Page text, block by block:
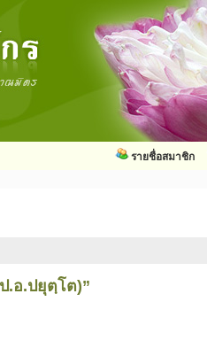
รายชื่อสมาชิก
.อ.ปยุตฺโต)”